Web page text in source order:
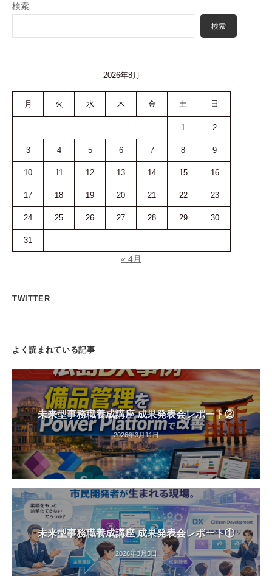
検索
検索
2026年8月
月 火 水 木 金 土 日
1 2
3 4 5 6 7 8 9
10 11 12 13 14 15 16
17 18 19 20 21 22 23
24 25 26 27 28 29 30
31
« 4月
TWITTER
よく読まれている記事
未来型事務職養成講座 成果発表会レポート②
2026年3月11日
未来型事務職養成講座 成果発表会レポート①
2026年3月5日